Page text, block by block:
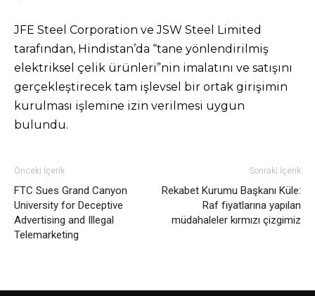
JFE Steel Corporation ve JSW Steel Limited
tarafından, Hindistan’da “tane yönlendirilmiş
elektriksel çelik ürünleri”nin imalatını ve satışını
gerçekleştirecek tam işlevsel bir ortak girişimin
kurulması işlemine izin verilmesi uygun
bulundu.
Önceki İçerik
FTC Sues Grand Canyon
University for Deceptive
Advertising and Illegal
Telemarketing
Sonraki İçerik
Rekabet Kurumu Başkanı Küle:
Raf fiyatlarına yapılan
müdahaleler kırmızı çizgimiz